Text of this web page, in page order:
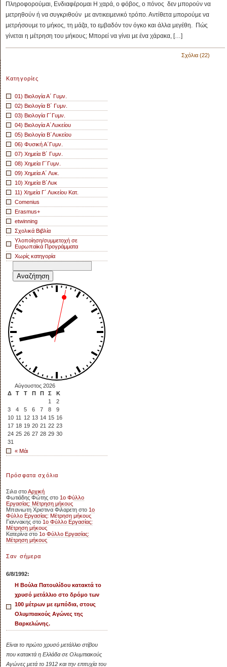
Πληροφορούμαι, Ενδιαφέρομαι Η χαρά, ο φόβος, ο πόνος δεν μπορούν να
μετρηθούν ή να συγκριθούν με αντικειμενικό τρόπο. Αντίθετα μπορούμε να
μετρήσουμε το μήκος, τη μάζα, το εμβαδόν τον όγκο και άλλα μεγέθη. Πώς
γίνεται η μέτρηση του μήκους; Μπορεί να γίνει με ένα χάρακα, […]
Σχόλια (22)
Kατηγορίες
01) Βιολογία Α΄ Γυμν.
02) Βιολογία Β΄ Γυμν.
03) Βιολογία Γ΄Γυμν.
04) Βιολογία Α΄Λυκείου
05) Βιολογία Β΄Λυκείου
06) Φυσική Α΄Γυμν.
07) Χημεία Β΄ Γυμν.
08) Χημεία Γ΄Γυμν.
09) Χημεία Α΄ Λυκ.
10) Χημεία Β΄Λυκ
11) Χημεία Γ΄ Λυκείου Κατ.
Comenius
Erasmus+
etwinning
Σχολικά Βιβλία
Υλοποίηση/συμμετοχή σε
Ευρωπαϊκά Προγράμματα
Χωρίς κατηγορία
για:
Αύγουστος 2026
Δ
Τ Τ Π Π Σ
Κ
1
2
3
4 5 6 7 8
9
10 11 12 13 14 15 16
17 18 19 20 21 22 23
24 25 26 27 28 29 30
31
« Μάι
Πρόσφατα σχόλια
Σιλα στοΑρχική
Φωτιάδης Φώτης στο 1ο Φύλλο
Εργασίας: Μέτρηση μήκους
Μπανιωτη Χριστινα Φιλαρετη στο 1ο
Φύλλο Εργασίας: Μέτρηση μήκους
Γιαννακης στο 1ο Φύλλο Εργασίας:
Μέτρηση μήκους
Κατερίνα στο 1ο Φύλλο Εργασίας:
Μέτρηση μήκους
Σαν σήμερα
6/8/1992:
Η Βούλα Πατουλίδου κατακτά το
χρυσό μετάλλιο στο δρόμο των
100 μέτρων με εμπόδια, στους
Ολυμπιακούς Αγώνες της
Βαρκελώνης.
Είναι το πρώτο χρυσό μετάλλιο στίβου
που κατακτά η Ελλάδα σε Ολυμπιακούς
Αγώνες μετά το 1912 και την επιτυχία του